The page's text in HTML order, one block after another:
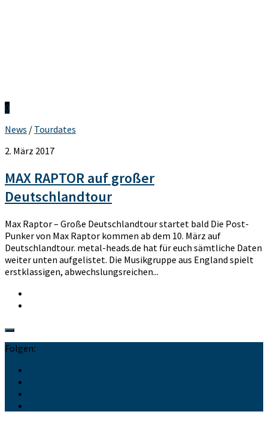
0
News / Tourdates
2. März 2017
MAX RAPTOR auf großer
Deutschlandtour
Max Raptor – Große Deutschlandtour startet bald Die Post-
Punker von Max Raptor kommen ab dem 10. März auf
Deutschlandtour. metal-heads.de hat für euch sämtliche Daten
weiter unten aufgelistet. Die Musikgruppe aus England spielt
erstklassigen, abwechslungsreichen...
Folgen: